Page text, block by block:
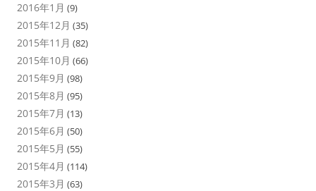
2016年1月 (9)
2015年12月 (35)
2015年11月 (82)
2015年10月 (66)
2015年9月 (98)
2015年8月 (95)
2015年7月 (13)
2015年6月 (50)
2015年5月 (55)
2015年4月 (114)
2015年3月 (63)